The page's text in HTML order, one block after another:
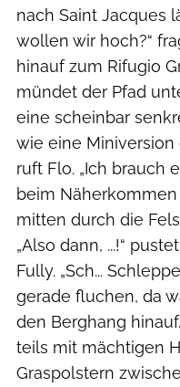
nach Saint Jacques
wollen wir hoch?“
hinauf zum Rifugio
mündet der Pfad
eine scheinbar
wie eine Miniversion
ruft Flo. „Ich brauch
beim
mitten durch die
„Also dann, ...!“
Fully. „Sch...
gerade fluchen, da
den Berghang
teils mit mächtigen
Graspolstern